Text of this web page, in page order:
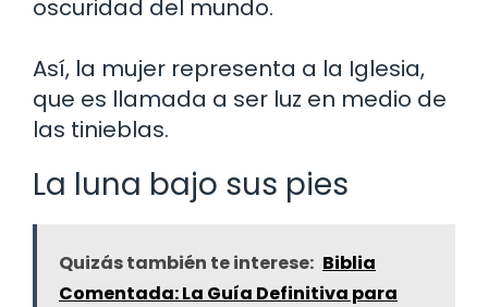
oscuridad del mundo.
Así, la mujer representa a la Iglesia,
que es llamada a ser luz en medio de
las tinieblas.
La luna bajo sus pies
Quizás también te interese: Biblia
Comentada: La Guía Definitiva para